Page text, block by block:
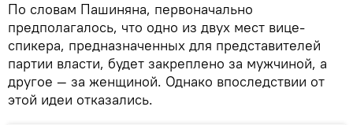
По словам Пашиняна, первоначально
предполагалось, что одно из двух мест вице-
спикера, предназначенных для представителей
партии власти, будет закреплено за мужчиной, а
другое — за женщиной. Однако впоследствии от
этой идеи отказались.